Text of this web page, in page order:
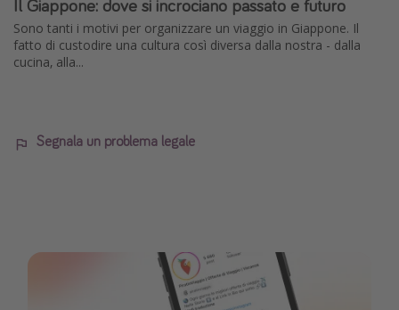
Il Giappone: dove si incrociano passato e futuro
Sono tanti i motivi per organizzare un viaggio in Giappone. Il
fatto di custodire una cultura così diversa dalla nostra - dalla
cucina, alla...
Segnala un problema legale